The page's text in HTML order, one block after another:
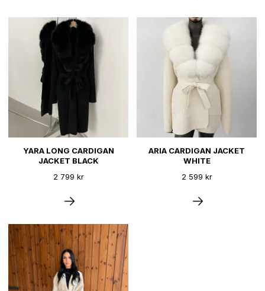
YARA LONG CARDIGAN
JACKET BLACK
2 799 kr
ARIA CARDIGAN JACKET
WHITE
2 599 kr